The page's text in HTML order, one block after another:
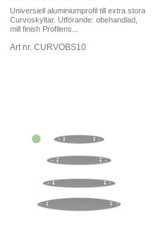
Universiell aluminiumprofil till extra stora
Curvoskyltar. Utförande: obehandlad,
mill finish Profilens...
Art nr. CURVOBS10